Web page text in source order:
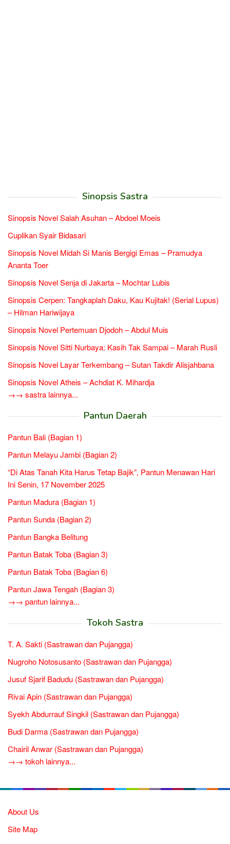
Sinopsis Sastra
Sinopsis Novel Salah Asuhan – Abdoel Moeis
Cuplikan Syair Bidasari
Sinopsis Novel Midah Si Manis Bergigi Emas – Pramudya
Ananta Toer
Sinopsis Novel Senja di Jakarta – Mochtar Lubis
Sinopsis Cerpen: Tangkaplah Daku, Kau Kujitak! (Serial Lupus)
– Hilman Hariwijaya
Sinopsis Novel Pertemuan Djodoh – Abdul Muis
Sinopsis Novel Sitti Nurbaya: Kasih Tak Sampai – Marah Rusli
Sinopsis Novel Layar Terkembang – Sutan Takdir Alisjahbana
Sinopsis Novel Atheis – Achdiat K. Mihardja
→→ sastra lainnya...
Pantun Daerah
Pantun Bali (Bagian 1)
Pantun Melayu Jambi (Bagian 2)
“Di Atas Tanah Kita Harus Tetap Bajik”, Pantun Menawan Hari
Ini Senin, 17 November 2025
Pantun Madura (Bagian 1)
Pantun Sunda (Bagian 2)
Pantun Bangka Belitung
Pantun Batak Toba (Bagian 3)
Pantun Batak Toba (Bagian 6)
Pantun Jawa Tengah (Bagian 3)
→→ pantun lainnya...
Tokoh Sastra
T. A. Sakti (Sastrawan dan Pujangga)
Nugroho Notosusanto (Sastrawan dan Pujangga)
Jusuf Sjarif Badudu (Sastrawan dan Pujangga)
Rivai Apin (Sastrawan dan Pujangga)
Syekh Abdurrauf Singkil (Sastrawan dan Pujangga)
Budi Darma (Sastrawan dan Pujangga)
Chairil Anwar (Sastrawan dan Pujangga)
→→ tokoh lainnya...
About Us
Site Map